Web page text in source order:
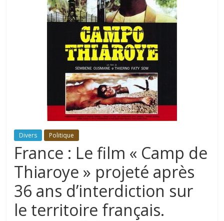
Divers Politique
France : Le film « Camp de
Thiaroye » projeté après
36 ans d’interdiction sur
le territoire français.